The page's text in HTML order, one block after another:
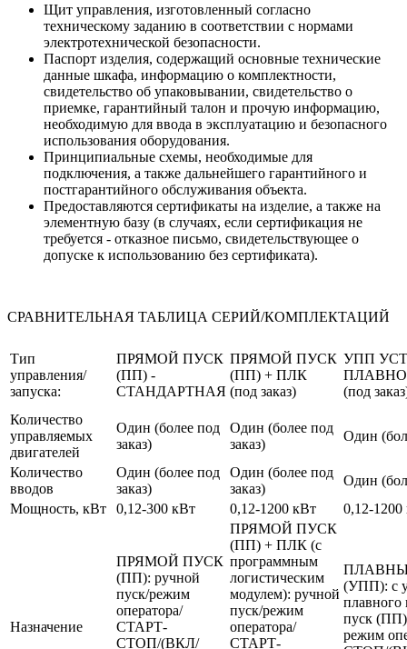
Щит управления, изготовленный согласно
техническому заданию в соответствии с нормами
электротехнической безопасности.
Паспорт изделия, содержащий основные технические
данные шкафа, информацию о комплектности,
свидетельство об упаковывании, свидетельство о
приемке, гарантийный талон и прочую информацию,
необходимую для ввода в эксплуатацию и безопасного
использования оборудования.
Принципиальные схемы, необходимые для
подключения, а также дальнейшего гарантийного и
постгарантийного обслуживания объекта.
Предоставляются сертификаты на изделие, а также на
элементную базу (в случаях, если сертификация не
требуется - отказное письмо, свидетельствующее о
допуске к использованию без сертификата).
СРАВНИТЕЛЬНАЯ ТАБЛИЦА СЕРИЙ/КОМПЛЕКТАЦИЙ
Тип
управления/
запуска:
ПРЯМОЙ ПУСК
(ПП) -
СТАНДАРТНАЯ
ПРЯМОЙ ПУСК
(ПП) + ПЛК
(под заказ)
УПП
(под
Количество
управляемых
двигателей
Один (более под
заказ)
Один (более под
заказ)
Один
Количество
вводов
Один (более под
заказ)
Один (более под
заказ)
Один
Мощность, кВт
0,12-300 кВт 0,12-1200 кВт 0,12-1200
Назначение
ПРЯМОЙ ПУСК
(ПП): ручной
пуск/режим
оператора/
СТАРТ-
СТОП/(ВКЛ/
ПРЯМОЙ ПУСК
(ПП) + ПЛК (с
программным
логистическим
модулем): ручной
пуск/режим
оператора/
СТАРТ-
(УПП): с
плавного
пуск
режим